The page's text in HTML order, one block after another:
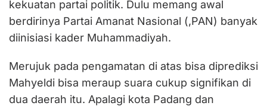
kekuatan partai politik. Dulu memang awal
berdirinya Partai Amanat Nasional (,PAN) banyak
diinisiasi kader Muhammadiyah.
Merujuk pada pengamatan di atas bisa diprediksi
Mahyeldi bisa meraup suara cukup signifikan di
dua daerah itu. Apalagi kota Padang dan